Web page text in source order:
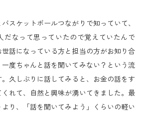
スケットボールつながりで知っていて、
だなって思っていたので覚えていたんで
話になっている方と担当の方がお知り合
度ちゃんと話を聞いてみない？という流
久しぶりに話してみると、お金の話をす
れて、自然と興味が湧いてきました。最
り、「話を聞いてみよう」くらいの軽い